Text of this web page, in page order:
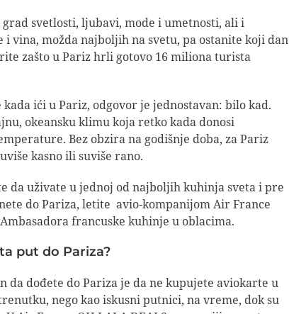
svetlosti, ljubavi, mode i umetnosti, ali i
i vina, možda najboljih na svetu, pa ostanite koji dan
zašto u Pariz hrli gotovo 16 miliona turista
kada ići u Pariz, odgovor je jednostavan: bilo kad.
okeansku klimu koja retko kada donosi
Bez obzira na godišnje doba, za Pariz
kasno ili suviše rano.
da uživate u jednoj od najboljih kuhinja sveta i pre
do Pariza, letite avio-kompanijom Air France
francuske kuhinje u oblacima.
put do Pariza?
da dođete do Pariza je da ne kupujete aviokarte u
nego kao iskusni putnici, na vreme, dok su